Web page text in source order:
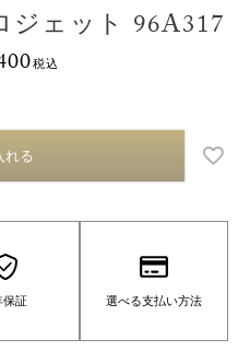
ジェット 96A317
税込
れる
保証 選べる支払い方法